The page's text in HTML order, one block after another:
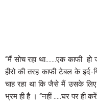
‘‘मैं सोच रहा था…….एक काफी हो
हीरो की तरह काफी टेबल के
चाह रहा था कि जैसे मैं उसके लिए
भ्रम ही है । ‘‘नहीं …..घर पर ही